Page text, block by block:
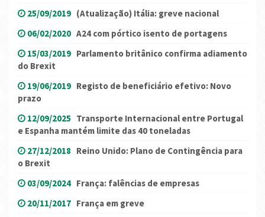
25/09/2019 (Atualização) Itália: greve nacional
06/02/2020 A24 com pórtico isento de portagens
15/03/2019 Parlamento britânico confirma adiamento
do Brexit
19/06/2019 Registo de beneficiário efetivo: Novo
prazo
12/09/2025 Transporte Internacional entre Portugal
e Espanha mantém limite das 40 toneladas
27/12/2018 Reino Unido: Plano de Contingência para
o Brexit
03/09/2024 França: falências de empresas
20/11/2017 França em greve